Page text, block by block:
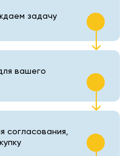
задачу
вашего
согласования,